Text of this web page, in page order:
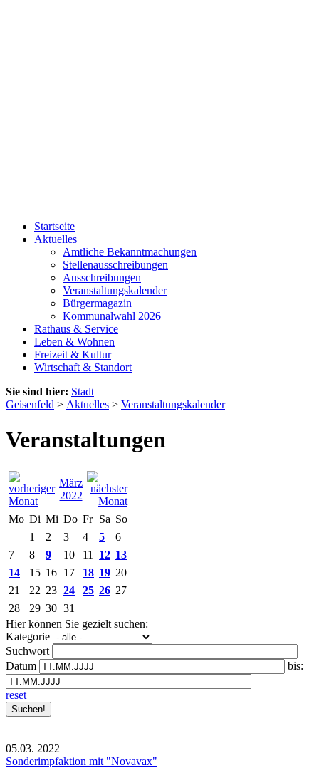
Startseite
Aktuelles
Amtliche Bekanntmachungen
Stellenausschreibungen
Ausschreibungen
Veranstaltungskalender
Bürgermagazin
Kommunalwahl 2026
Rathaus & Service
Leben & Wohnen
Freizeit & Kultur
Wirtschaft & Standort
Sie sind hier: Stadt
Geisenfeld > Aktuelles > Veranstaltungskalender
Veranstaltungen
März
2022
Mo Di Mi Do Fr Sa So
1
2 3 4 5
6
7
8 9 10 11 12 13
14
15 16 17 18 19 20
21
22 23 24 25 26 27
28
29 30 31
Hier können Sie gezielt suchen:
Kategorie
Suchwort
Datum
bis:
reset
05.03. 2022
Sonderimpfaktion mit "Novavax"